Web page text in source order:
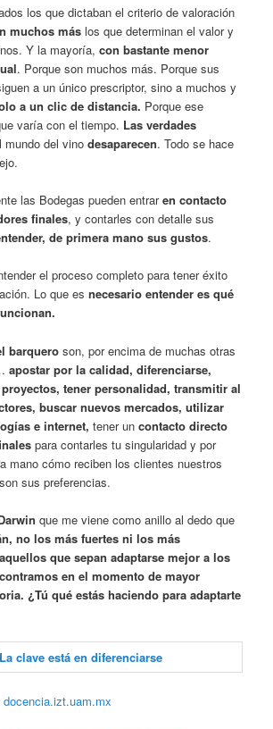
los que dictaban el criterio de valoración
muchos más los que determinan el valor y
Y la mayoría,con bastante menor
. Porque son muchos más. Porque sus
a un único prescriptor, sino a muchos y
a un clic de distancia. Porque ese
varía con el tiempo. Las verdades
mundo del vino desaparecen. Todo se hace
las Bodegas pueden entraren contacto
finales, y contarles con detalle sus
de primera mano sus gustos.
el proceso completo para tener éxito
Lo que es necesario entender es qué
barquero son, por encima de muchas otras
apostar por la calidad, diferenciarse,
tener personalidad, transmitir al
buscar nuevos mercados, utilizar
e internet, tener uncontacto directo
para contarles tu singularidad y por
mano cómo reciben los clientes nuestros
sus preferencias.
que me viene como anillo al dedo que
no los más fuertes ni los más
que sepan adaptarse mejor a los
en el momento de mayor
¿Tú qué estás haciendo para adaptarte
docencia.izt.uam.mx